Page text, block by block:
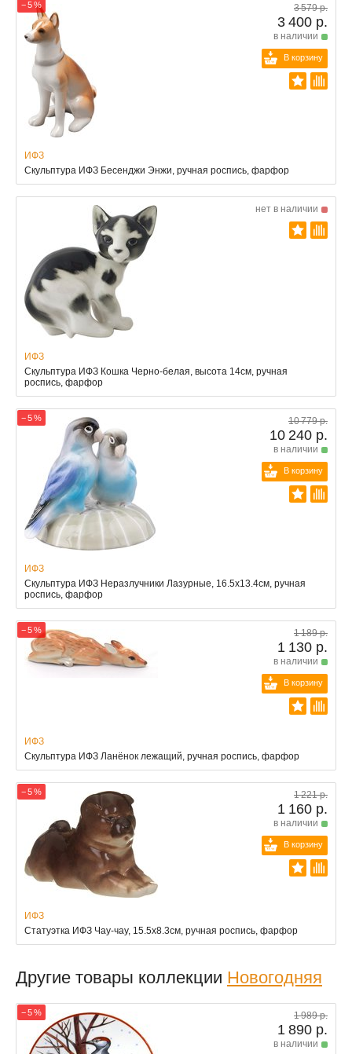
− 5 % 3 579 р.
3 400 р.
в наличии
В корзину
ИФЗ
Скульптура ИФЗ Бесенджи Энжи, ручная роспись, фарфор
нет в наличии
ИФЗ
Скульптура ИФЗ Кошка Черно-белая, высота 14см, ручная
роспись, фарфор
− 5 % 10 779 р.
10 240 р.
в наличии
В корзину
ИФЗ
Скульптура ИФЗ Неразлучники Лазурные, 16.5x13.4см, ручная
роспись, фарфор
− 5 % 1 189 р.
1 130 р.
в наличии
В корзину
ИФЗ
Скульптура ИФЗ Ланёнок лежащий, ручная роспись, фарфор
− 5 % 1 221 р.
1 160 р.
в наличии
В корзину
ИФЗ
Статуэтка ИФЗ Чау-чау, 15.5x8.3см, ручная роспись, фарфор
Другие товары коллекции Новогодняя
− 5 % 1 989 р.
1 890 р.
в наличии